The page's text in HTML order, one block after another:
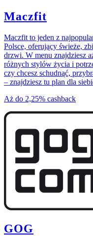
Maczfit
Maczfit to jeden z
Polsce, oferujący świeże,
drzwi. W menu znajdziesz
różnych stylów życia i
czy chcesz schudnąć,
– znajdziesz tu plan dla
Aż do 2,25% cashback
GOG